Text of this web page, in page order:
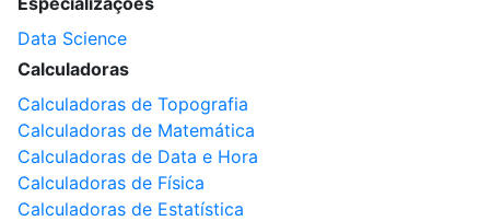
Data Science
Calculadoras
Calculadoras de Topografia
Calculadoras de Matemática
Calculadoras de Data e Hora
Calculadoras de Física
Calculadoras de Estatística